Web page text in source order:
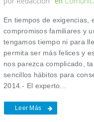
En tiempos de exigencias,
compromisos familiares y
tengamos tiempo ni para
permita ser más felices y
nos parezca complicado,
sencillos hábitos para
2014.- El experto...
Leer Más